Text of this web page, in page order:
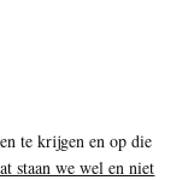
te krijgen en op die
staan we wel en niet